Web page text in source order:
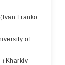
Ivan Franko
of
Kharkiv